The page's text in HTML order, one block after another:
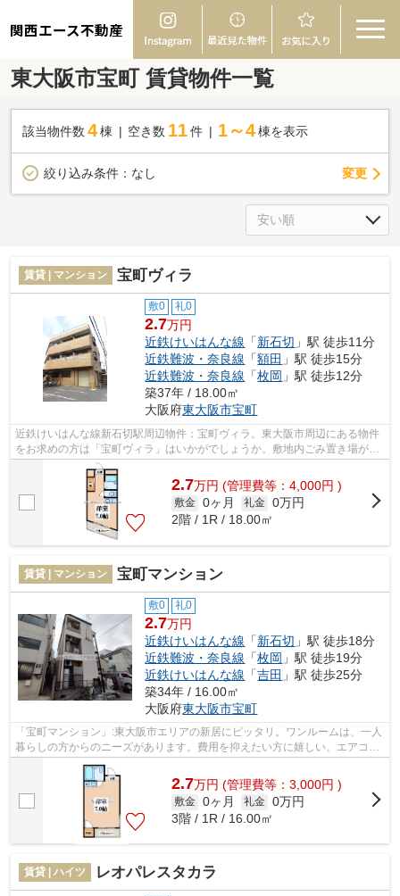
関西エース不動産
東大阪市宝町 賃貸物件一覧
該当物件数 4棟 空き数 11 件 1～4 棟を表示
絞り込み条件： なし 変更
賃貸 | マンション 宝町ヴィラ
敷0 礼0
2.7万円
近鉄けいはんな線 「新石切 」駅 徒歩11分
近鉄難波・奈良線 「額田 」駅 徒歩15分
近鉄難波・奈良線 「枚岡 」駅 徒歩12分
築37年 / 18.00㎡
大阪府東大阪市宝町
近鉄けいはんな線新石切駅周辺物件：宝町ヴィラ。東大阪市周辺にある物件
をお求めの方は「宝町ヴィラ」はいかがでしょうか。敷地内ごみ置き場があ
るため気軽にごみ捨てを行うことがで...
2.7万円 (管理費等：4,000円 )
敷金 0ヶ月 礼金 0万円
2階 / 1R / 18.00㎡
賃貸 | マンション 宝町マンション
敷0 礼0
2.7万円
近鉄けいはんな線 「新石切 」駅 徒歩18分
近鉄難波・奈良線 「枚岡 」駅 徒歩19分
近鉄けいはんな線 「吉田 」駅 徒歩25分
築34年 / 16.00㎡
大阪府東大阪市宝町
「宝町マンション」:東大阪市エリアの新居にピッタリ。ワンルームは、一人
暮らしの方からのニーズがあります。費用を抑えたい方に嬉しい、エアコン
完備の物件となっています。信頼と安...
2.7万円 (管理費等：3,000円 )
敷金 0ヶ月 礼金 0万円
3階 / 1R / 16.00㎡
賃貸 | ハイツ レオパレスタカラ